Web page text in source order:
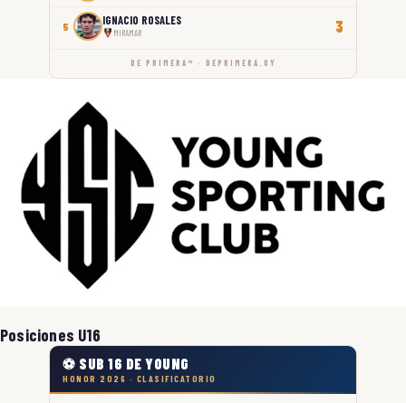
5 IGNACIO ROSALES
MIRAMAR 3
DE PRIMERA™ · DEPRIMERA.UY
Posiciones U16
⚽ SUB 16 DE YOUNG
HONOR 2026 · CLASIFICATORIO